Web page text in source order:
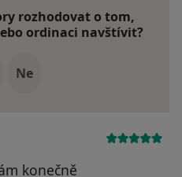
rozhodovat o tom,
ordinaci navštívit?
Ne
konečně